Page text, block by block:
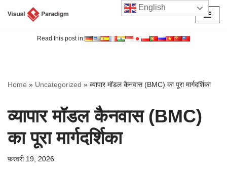
Read this post in:
Home » Uncategorized » व्यापार मॉडल कैनवास (BMC) का पूरा मार्गदर्शिका
व्यापार मॉडल कैनवास (BMC)
का पूरा मार्गदर्शिका
फ़रवरी 19, 2026
English